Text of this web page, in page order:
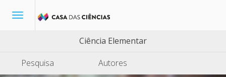
Toggle
Ciência Elementar
Pesquisa
Autores